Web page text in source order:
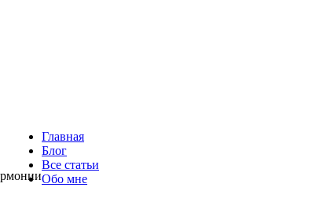
Главная
Блог
Все статьи
Обо мне